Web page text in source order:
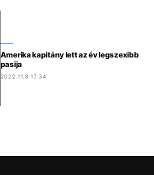
Amerika kapitány lett az év legszexibb
pasija
2022.11.8 17:34